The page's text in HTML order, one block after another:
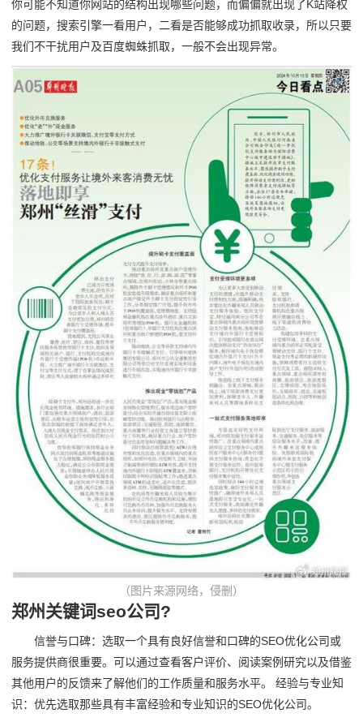
你可能不知道你网站的结构出现哪些问题，而偏偏就出现了K站降权
的问题，搜索引擎一看用户，二看是否能够成功抓取收录，所以只要
我们不干扰用户及百度蜘蛛抓取，一般不会出现异常。
（图片来源网络，侵删）
郑州关键词seo公司?
信誉与口碑：选取一个具有良好信誉和口碑的SEO优化公司或
服务提供商很重要。可以通过查看客户评价、阅读案例研究以及借鉴
其他用户的反馈来了解他们的工作质量和服务水平。 经验与专业知
识：优先选取那些具有丰富经验和专业知识的SEO优化公司。